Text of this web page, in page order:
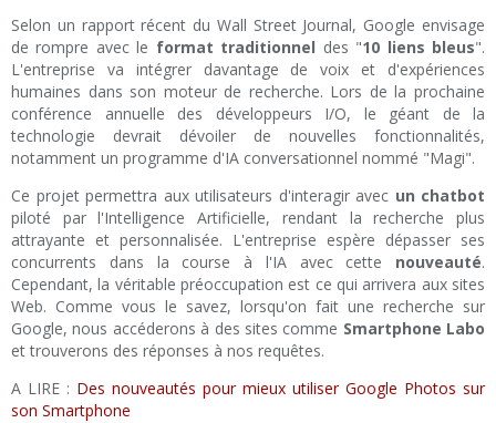
Selon un rapport récent du Wall Street Journal, Google envisage
de rompre avec le format traditionnel des "10 liens bleus".
L'entreprise va intégrer davantage de voix et d'expériences
humaines dans son moteur de recherche. Lors de la prochaine
conférence annuelle des développeurs I/O, le géant de la
technologie devrait dévoiler de nouvelles fonctionnalités,
notamment un programme d'IA conversationnel nommé "Magi".
Ce projet permettra aux utilisateurs d'interagir avec un chatbot
piloté par l'Intelligence Artificielle, rendant la recherche plus
attrayante et personnalisée. L'entreprise espère dépasser ses
concurrents dans la course à l'IA avec cette nouveauté.
Cependant, la véritable préoccupation est ce qui arrivera aux sites
Web. Comme vous le savez, lorsqu'on fait une recherche sur
Google, nous accéderons à des sites comme Smartphone Labo
et trouverons des réponses à nos requêtes.
A LIRE : Des nouveautés pour mieux utiliser Google Photos sur
son Smartphone